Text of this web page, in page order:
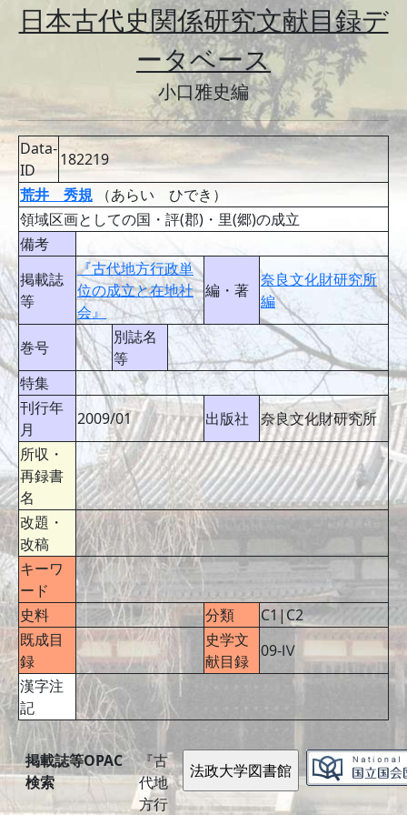
日本古代史関係研究文献目録デ
ータベース
小口雅史編
Data-
ID
182219
荒井 秀規 （あらい ひでき）
領域区画としての国・評(郡)・里(郷)の成立
備考
掲載誌
等
『古代地方行政単
位の成立と在地社
会』
編・著
奈良文化財研究所
編
巻号
別誌名
等
特集
刊行年
月
2009/01 出版社
奈良文化財研究所
所収・
再録書
名
改題・
改稿
キーワ
ード
史料
分類
C1|C2
既成目
録
史学文
献目録
09-Ⅳ
漢字注
記
掲載誌等OPAC
検索
『古
代地
方行